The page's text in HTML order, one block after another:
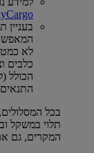
בעניין
לא
כלבים
בכל
תלוי במשקל
המקרים, גם